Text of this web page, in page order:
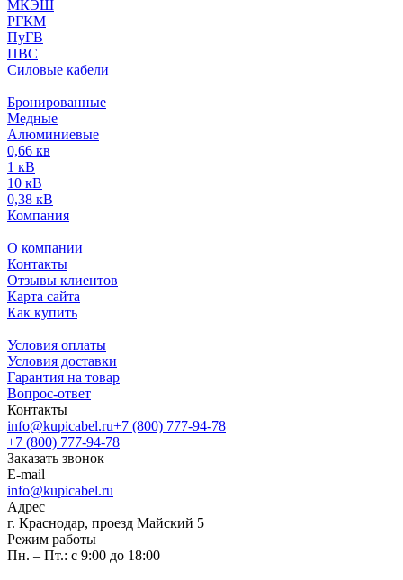
МКЭШ
РГКМ
ПуГВ
ПВС
Силовые кабели
Бронированные
Медные
Алюминиевые
0,66 кв
1 кВ
10 кВ
0,38 кВ
Компания
О компании
Контакты
Отзывы клиентов
Карта сайта
Как купить
Условия оплаты
Условия доставки
Гарантия на товар
Вопрос-ответ
Контакты
info@kupicabel.ru+7 (800) 777-94-78
+7 (800) 777-94-78
Заказать звонок
E-mail
info@kupicabel.ru
Адрес
г. Краснодар, проезд Майский 5
Режим работы
Пн. – Пт.: с 9:00 до 18:00